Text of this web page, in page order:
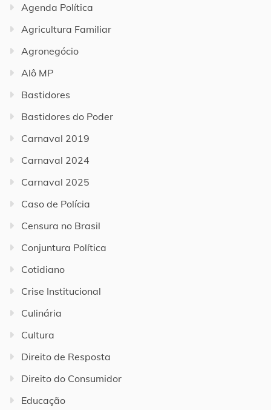
Agenda Política
Agricultura Familiar
Agronegócio
Alô MP
Bastidores
Bastidores do Poder
Carnaval 2019
Carnaval 2024
Carnaval 2025
Caso de Polícia
Censura no Brasil
Conjuntura Política
Cotidiano
Crise Institucional
Culinária
Cultura
Direito de Resposta
Direito do Consumidor
Educação